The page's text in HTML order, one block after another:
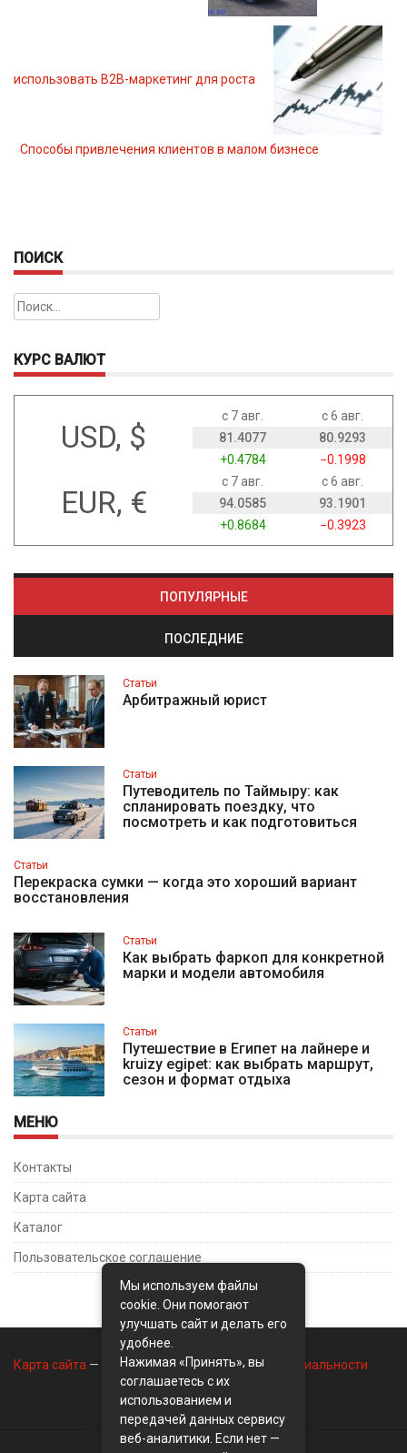
использовать B2B-маркетинг для роста
Способы привлечения клиентов в малом бизнесе
ПОИСК
Найти:
КУРС ВАЛЮТ
USD, $
с 7 авг.
с 6 авг.
81.4077
80.9293
+0.4784
−0.1998
EUR, €
с 7 авг.
с 6 авг.
94.0585
93.1901
+0.8684
−0.3923
ПОПУЛЯРНЫЕ
ПОСЛЕДНИЕ
Статьи
Арбитражный юрист
Статьи
Путеводитель по Таймыру: как
спланировать поездку, что
посмотреть и как подготовиться
Статьи
Перекраска сумки — когда это хороший вариант
восстановления
Статьи
Как выбрать фаркоп для конкретной
марки и модели автомобиля
Статьи
Путешествие в Египет на лайнере и
kruizy egipet: как выбрать маршрут,
сезон и формат отдыха
МЕНЮ
Контакты
Карта сайта
Каталог
Пользовательское соглашение
Карта сайта — Контакты— Политика конфиденциальности
Мы используем файлы
cookie. Они помогают
улучшать сайт и делать его
удобнее.
Нажимая «Принять», вы
соглашаетесь с их
использованием и
передачей данных сервису
веб-аналитики. Если нет —